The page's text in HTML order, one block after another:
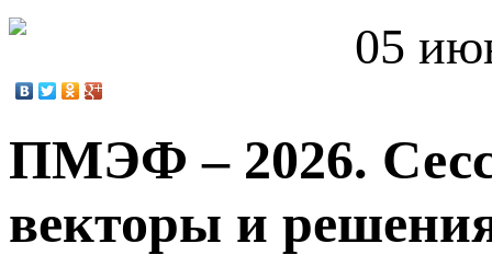
05
ПМЭФ – 2026.
векторы и